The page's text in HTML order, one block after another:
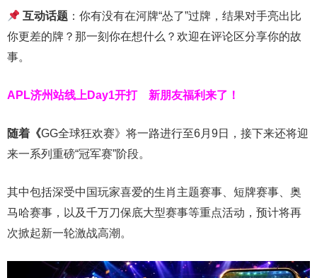
互动话题：你有没有在河牌“怂了”过牌，结果对手亮出比
你更差的牌？那一刻你在想什么？欢迎在评论区分享你的故
事。
APL济州站线上Day1开打 新朋友福利来了！
随着《GG全球狂欢赛》将一路进行至6月9日，接下来还将迎
来一系列重磅“冠军赛”阶段。
其中包括深受中国玩家喜爱的生肖主题赛事、短牌赛事、奥
马哈赛事，以及千万刀保底大型赛事等重点活动，预计将再
次掀起新一轮激战高潮。